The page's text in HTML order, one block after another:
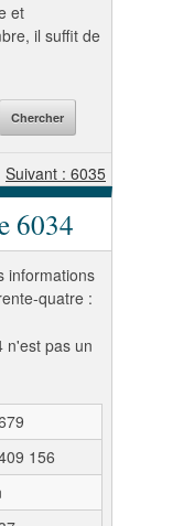
et
il suffit de
Suivant : 6035
6034
informations
quatre :
n'est pas un
156